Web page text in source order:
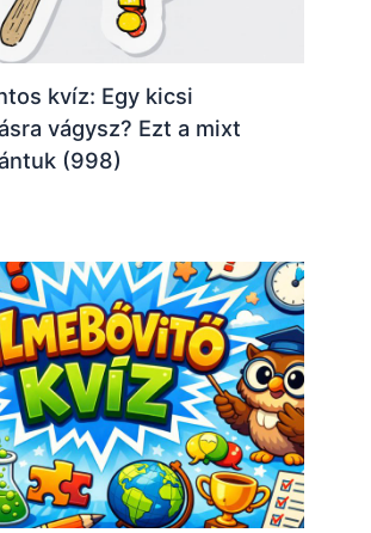
kvíz: Egy kicsi
vágysz? Ezt a mixt
(998)